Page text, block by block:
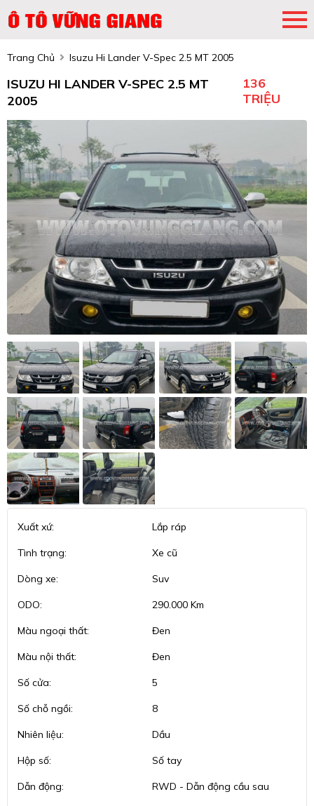
Trang Chủ Isuzu Hi Lander V-Spec 2.5 MT 2005
ISUZU HI LANDER V-SPEC 2.5 MT
2005
136
TRIỆU
Xuất xứ: Lắp ráp
Tình trạng: Xe cũ
Dòng xe: Suv
ODO: 290.000 Km
Màu ngoại thất: Đen
Màu nội thất: Đen
Số cửa: 5
Số chỗ ngồi: 8
Nhiên liệu: Dầu
Hộp số: Số tay
Dẫn động: RWD - Dẫn động cầu sau